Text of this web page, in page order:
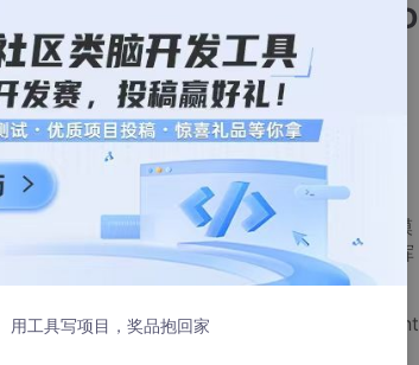
化-构建企业级LLM应用（附PD
当然你可能使用过 Kimi Chat、豆包这样的大模
甚至情感陪护等，但这样的应用还远远不能发挥
，提升生产力，引领真正的科技变革。
Agenerated，检索增强生成）与 Agent
一重要应用形式。
用工具写项目，奖品抱回家